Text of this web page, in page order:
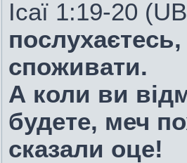
Ісаї 1:19-20
споживати.
А коли ви
будете, меч
сказали оце!